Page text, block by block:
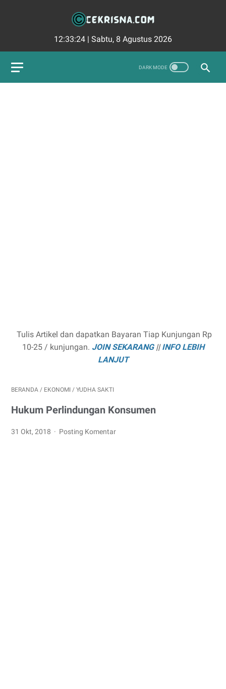
12:33:25 | Sabtu, 8 Agustus 2026
Tulis Artikel dan dapatkan Bayaran Tiap Kunjungan Rp
10-25 / kunjungan. JOIN SEKARANG||INFO LEBIH
LANJUT
BERANDA / EKONOMI / YUDHA SAKTI
Hukum Perlindungan Konsumen
31 Okt, 2018 Posting Komentar